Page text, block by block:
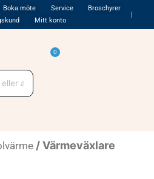
Boka möte Service
Broschyrer
Mitt konto
0
Varukorg
/ Värmeväxlare